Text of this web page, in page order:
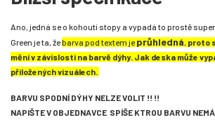
Ano, jedná se o kohoutí stopy a vypadá to prostě
Green je ta, žebarva pod textem jeprůhledná, proto
mění v závislosti na barvě dýhy. Jak deska může
přiložených vizuálech.
BARVU SPODNÍ DÝHY NELZE VOLIT !! !!
NAPIŠTE V OBJEDNAVCE SPÍŠE KTROU BARVU